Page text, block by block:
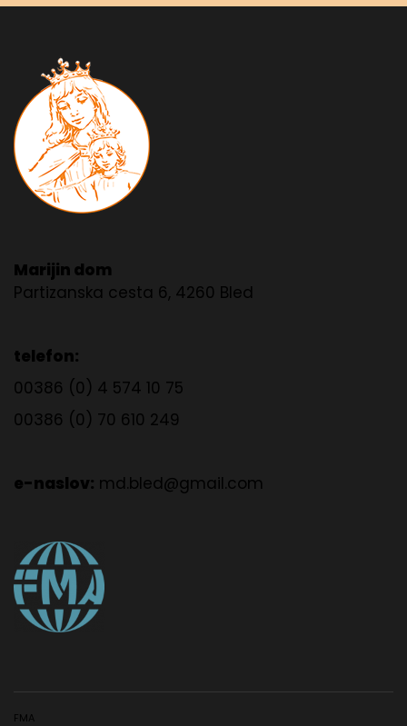
Marijin dom
Partizanska cesta 6, 4260 Bled
telefon:
00386 (0) 4 574 10 75
00386 (0) 70 610 249
e-naslov: md.bled@gmail.com
FMA